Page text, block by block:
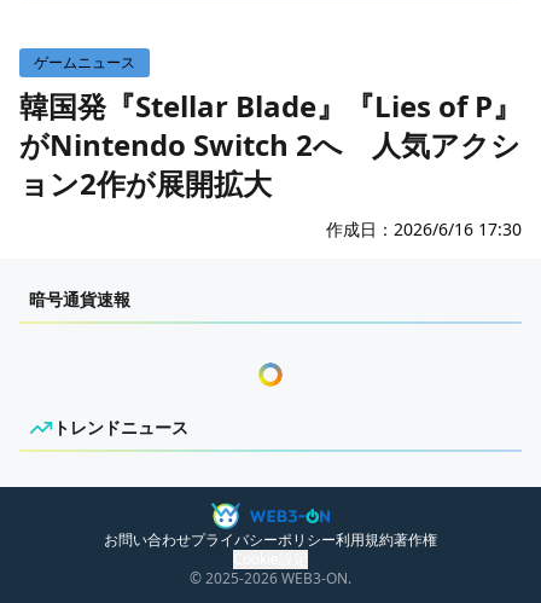
インタビュー/WEB3
WEB3イベント
ECONOMY
国内ニュース
グローバルニュース
トレンドニュース
ゲームニュース
韓国発『Stellar Blade』『Lies of P』
がNintendo Switch 2へ 人気アクシ
ョン2作が展開拡大
作成日： 2026/6/16 17:30
センチメンタルな岩狸
暗号通貨速報
トレンドニュース
ニュースがありません。
お問い合わせプライバシーポリシー利用規約著作権
© 2025-2026WEB3-ON.